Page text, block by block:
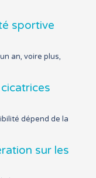
sportive
an, voire plus,
dépend de la
sur les